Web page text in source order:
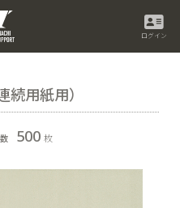
ログイン
続用紙用）
500 枚